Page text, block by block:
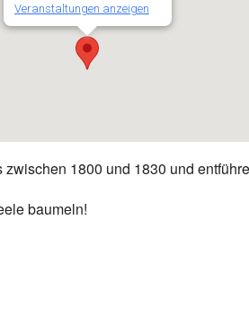
Veranstaltungen anzeigen
1800 und 1830 und
baumeln!